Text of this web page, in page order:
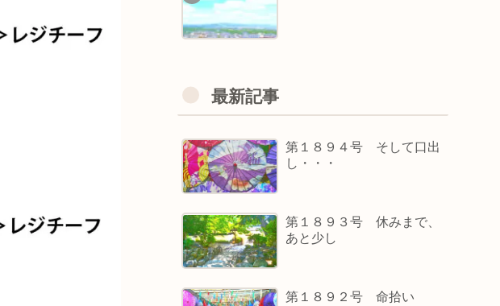
最新記事
第１８９４号 そして口出
し・・・
第１８９３号 休みまで、
あと少し
第１８９２号 命拾い